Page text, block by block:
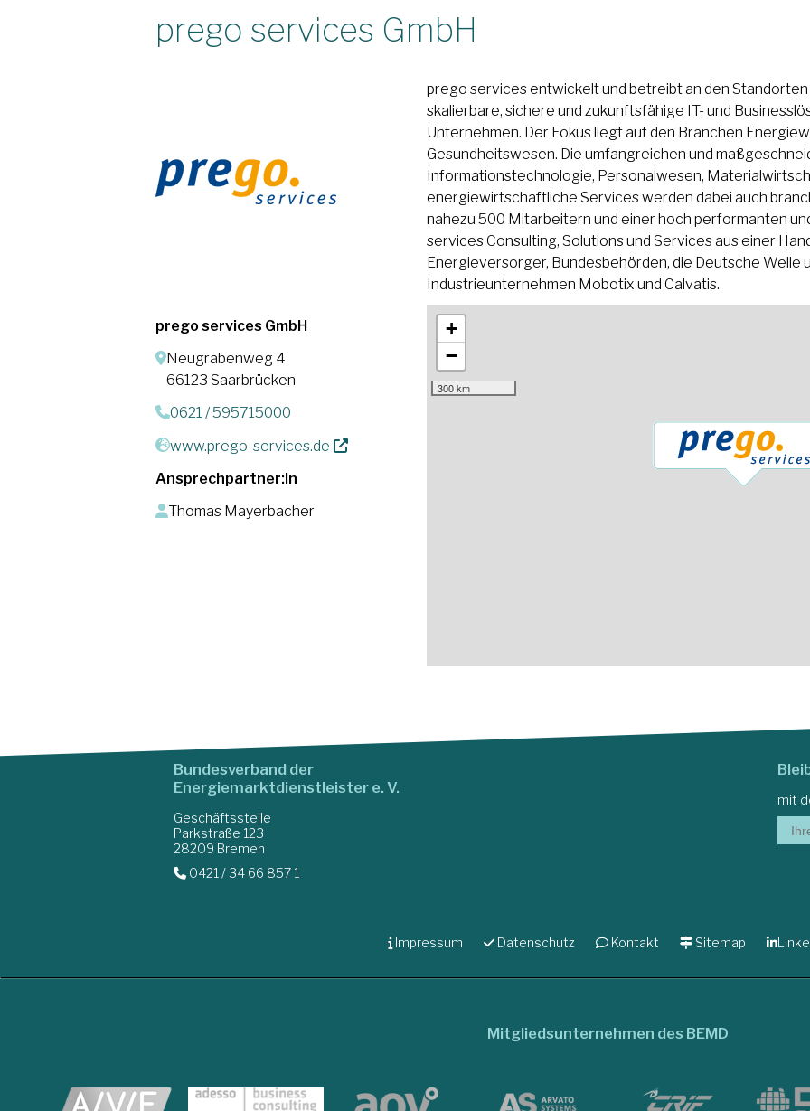
prego services GmbH
prego services entwickelt und betreibt an den
skalierbare, sichere und zukunftsfähige IT- und
Unternehmen. Der Fokus liegt auf den Branchen
Gesundheitswesen. Die umfangreichen und
Informationstechnologie, Personalwesen,
energiewirtschaftliche Services werden dabei auch
nahezu 500 Mitarbeitern und einer hoch performanten
services Consulting, Solutions und Services aus einer
Energieversorger, Bundesbehörden, die Deutsche Welle
Industrieunternehmen Mobotix und Calvatis.
prego services GmbH
Neugrabenweg 4
66123 Saarbrücken
0621 / 595715000
www.prego-services.de
Ansprechpartner:in
Thomas Mayerbacher
+
−
300 km
Bundesverband der
Energiemarktdienstleister e. V.
Geschäftsstelle
Parkstraße 123
28209 Bremen
0421 / 34 66 857 1
mit
Impressum Datenschutz Kontakt Sitemap
Mitgliedsunternehmen des BEMD